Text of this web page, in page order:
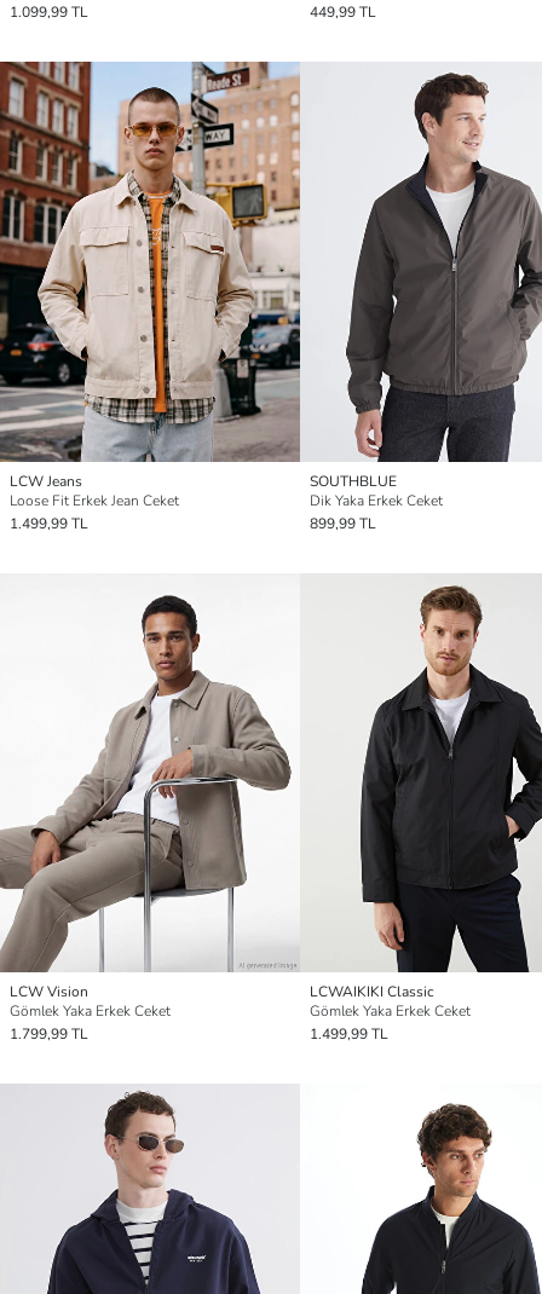
1.099,99 TL
449,99 TL
LCW Jeans
Loose Fit Erkek Jean Ceket
1.499,99 TL
SOUTHBLUE
Dik Yaka Erkek Ceket
899,99 TL
LCW Vision
Gömlek Yaka Erkek Ceket
1.799,99 TL
LCWAIKIKI Classic
Gömlek Yaka Erkek Ceket
1.499,99 TL